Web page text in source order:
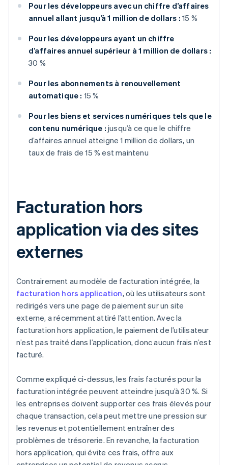
Pour les développeurs avec un chiffre d’affaires
annuel allant jusqu’à 1 million de dollars : 15 %
Pour les développeurs ayant un chiffre
d’affaires annuel supérieur à 1 million de dollars :
30 %
Pour les abonnements à renouvellement
automatique : 15 %
Pour les biens et services numériques tels que le
contenu numérique : jusqu’à ce que le chiffre
d’affaires annuel atteigne 1 million de dollars, un
taux de frais de 15 % est maintenu
Facturation hors
application via des sites
externes
Contrairement au modèle de facturation intégrée, la
facturation hors application, où les utilisateurs sont
redirigés vers une page de paiement sur un site
externe, a récemment attiré l’attention. Avec la
facturation hors application, le paiement de l’utilisateur
n’est pas traité dans l’application, donc aucun frais n’est
facturé.
Comme expliqué ci-dessus, les frais facturés pour la
facturation intégrée peuvent atteindre jusqu’à 30 %. Si
les entreprises doivent supporter ces frais élevés pour
chaque transaction, cela peut mettre une pression sur
les revenus et potentiellement entraîner des
problèmes de trésorerie. En revanche, la facturation
hors application, qui évite ces frais, offre aux